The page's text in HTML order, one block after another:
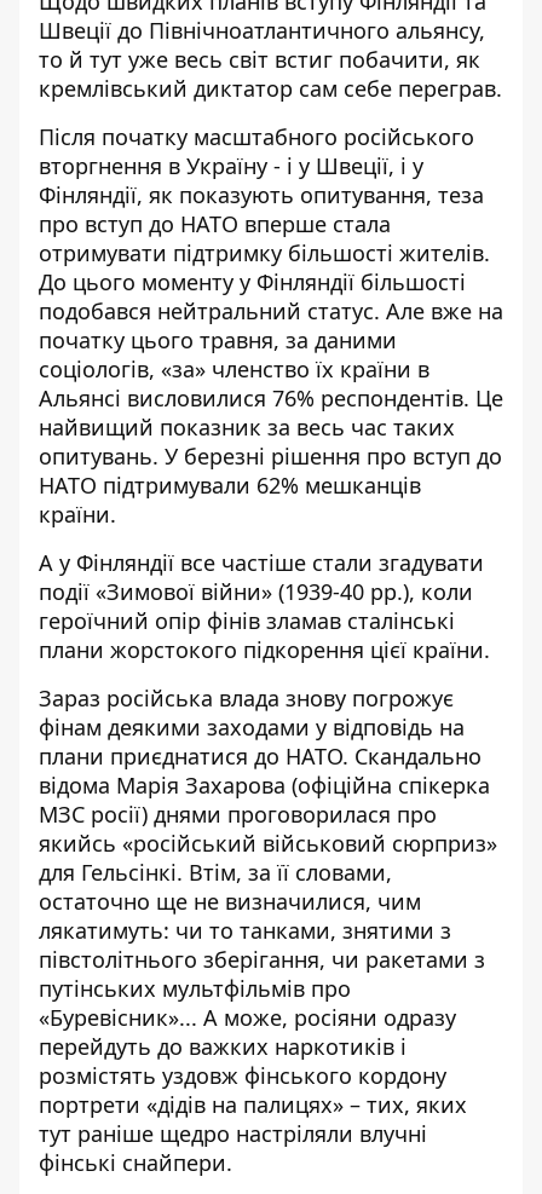
Швеції до Північноатлантичного альянсу,
то й тут уже весь світ встиг побачити, як
кремлівський диктатор сам себе переграв.
Після початку масштабного російського
вторгнення в Україну - і у Швеції, і у
Фінляндії, як показують опитування, теза
про вступ до НАТО вперше стала
отримувати підтримку більшості жителів.
До цього моменту у Фінляндії більшості
подобався нейтральний статус. Але вже на
початку цього травня, за даними
соціологів, «за» членство їх країни в
Альянсі висловилися 76% респондентів. Це
найвищий показник за весь час таких
опитувань. У березні рішення про вступ до
НАТО підтримували 62% мешканців
країни.
А у Фінляндії все частіше стали згадувати
події «Зимової війни» (1939-40 рр.), коли
героїчний опір фінів зламав сталінські
плани жорстокого підкорення цієї країни.
Зараз російська влада знову погрожує
фінам деякими заходами у відповідь на
плани приєднатися до НАТО. Скандально
відома Марія Захарова (офіційна спікерка
МЗС росії) днями проговорилася про
якийсь «російський військовий сюрприз»
для Гельсінкі. Втім, за її словами,
остаточно ще не визначилися, чим
лякатимуть: чи то танками, знятими з
півстолітнього зберігання, чи ракетами з
путінських мультфільмів про
«Буревісник»... А може, росіяни одразу
перейдуть до важких наркотиків і
розмістять уздовж фінського кордону
портрети «дідів на палицях» – тих, яких
тут раніше щедро настріляли влучні
фінські снайпери.